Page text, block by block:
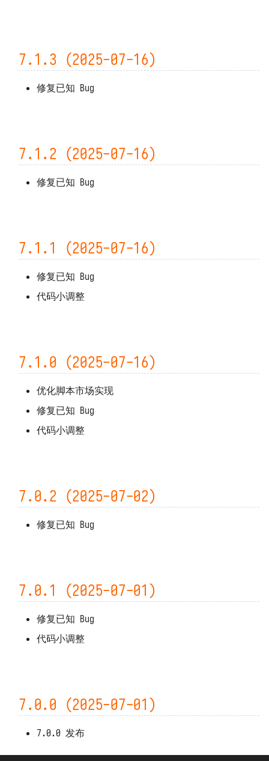
7.1.3 (2025-07-16)
修复已知 Bug
7.1.2 (2025-07-16)
修复已知 Bug
7.1.1 (2025-07-16)
修复已知 Bug
代码小调整
7.1.0 (2025-07-16)
优化脚本市场实现
修复已知 Bug
代码小调整
7.0.2 (2025-07-02)
修复已知 Bug
7.0.1 (2025-07-01)
修复已知 Bug
代码小调整
7.0.0 (2025-07-01)
7.0.0 发布